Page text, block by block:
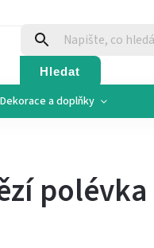
Hledat
Dekorace a doplňky
polévka